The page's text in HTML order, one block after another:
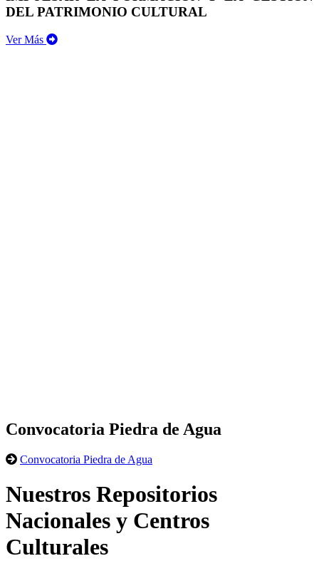
DEL PATRIMONIO CULTURAL
Ver Más
Convocatoria Piedra de Agua
Convocatoria Piedra de Agua
Nuestros Repositorios
Nacionales y Centros
Culturales